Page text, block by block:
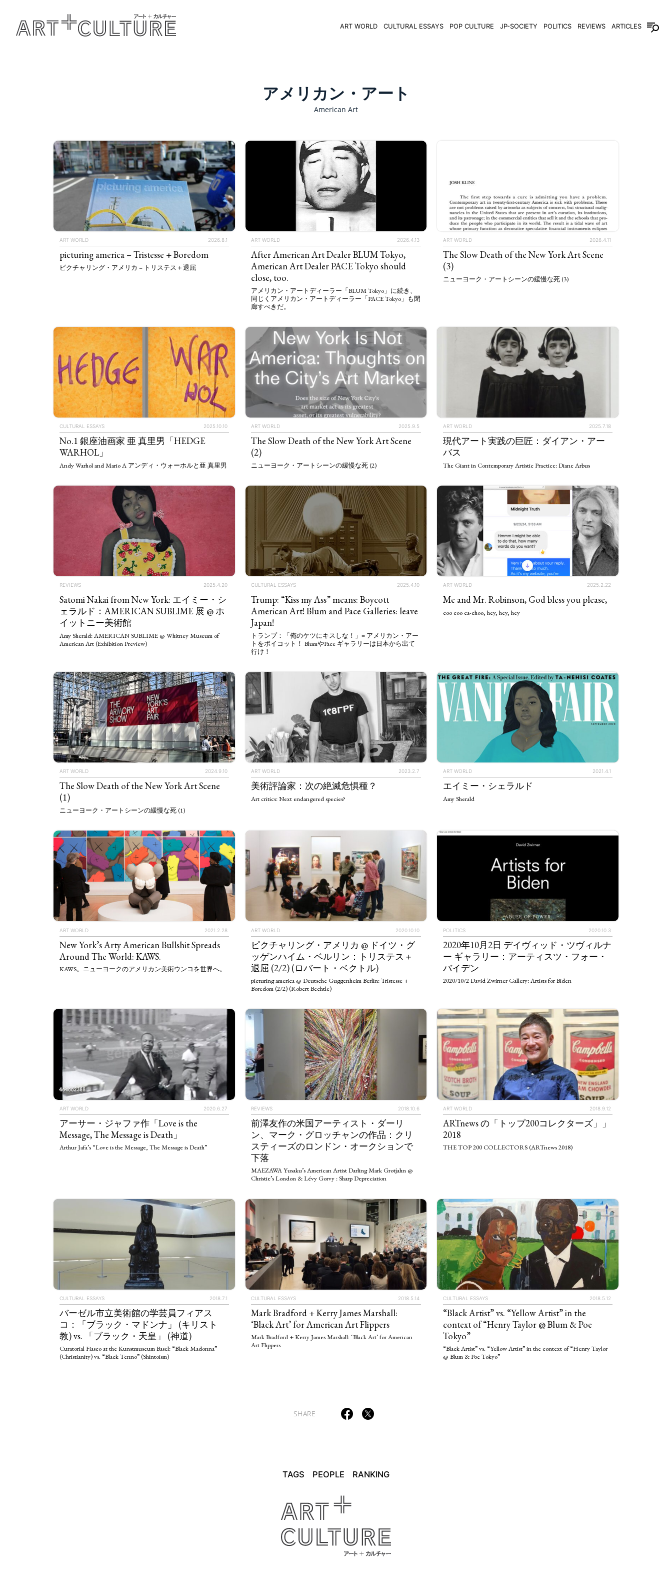
ART WORLD CULTURAL ESSAYS POP CULTURE JP-SOCIETY POLITICS REVIEWS ARTICLES
TAGS PEOPLE RANKING
ART WORLD CULTURAL ESSAYS POP CULTURE JP-SOCIETY POLITICS
アメリカン・アート
American Art
ART WORLD 2026.8.1
picturing america – Tristesse + Boredom
ピクチャリング・アメリカ – トリステス＋退屈
ART WORLD 2026.4.13
After American Art Dealer BLUM Tokyo,
American Art Dealer PACE Tokyo should
close, too.
アメリカン・アートディーラー「BLUM Tokyo」に続き、
同じくアメリカン・アートディーラー「PACE Tokyo」も閉
廊すべきだ。
ART WORLD 2026.4.11
The Slow Death of the New York Art Scene
(3)
ニューヨーク・アートシーンの緩慢な死 (3)
CULTURAL ESSAYS 2025.10.10
No.1 銀座油画家 亜 真里男「HEDGE
WARHOL」
Andy Warhol and Mario A アンディ・ウォーホルと亜 真里男
ART WORLD 2025.9.5
The Slow Death of the New York Art Scene
(2)
ニューヨーク・アートシーンの緩慢な死 (2)
ART WORLD 2025.7.18
現代アート実践の巨匠：ダイアン・アー
バス
The Giant in Contemporary Artistic Practice: Diane Arbus
REVIEWS 2025.4.20
Satomi Nakai from New York: エイミー・シ
ェラルド：AMERICAN SUBLIME 展 @ ホ
イットニー美術館
Amy Sherald: AMERICAN SUBLIME @ Whitney Museum of
American Art (Exhibition Preview)
CULTURAL ESSAYS 2025.4.10
Trump: “Kiss my Ass” means: Boycott
American Art! Blum and Pace Galleries: leave
Japan!
トランプ：「俺のケツにキスしな！」= アメリカン・アー
トをボイコット！ BlumやPace ギャラリーは日本から出て
行け！
ART WORLD 2025.2.22
Me and Mr. Robinson, God bless you please,
coo coo ca-choo, hey, hey, hey
ART WORLD 2024.9.10
The Slow Death of the New York Art Scene
(1)
ニューヨーク・アートシーンの緩慢な死 (1)
ART WORLD 2023.2.7
美術評論家：次の絶滅危惧種？
Art critics: Next endangered species?
ART WORLD 2021.4.1
エイミー・シェラルド
Amy Sherald
ART WORLD 2021.2.28
New York’s Arty American Bullshit Spreads
Around The World: KAWS.
KAWS。ニューヨークのアメリカン美術ウンコを世界へ。
ART WORLD 2020.10.10
ピクチャリング・アメリカ @ ドイツ・グ
ッゲンハイム・ベルリン：トリステス＋
退屈 (2/2) (ロバート・ベクトル)
picturing america @ Deutsche Guggenheim Berlin: Tristesse +
Boredom (2/2) (Robert Bechtle)
POLITICS 2020.10.3
2020年10月2日 デイヴィッド・ツヴィルナ
ー ギャラリー：アーティスツ・フォー・
バイデン
2020/10/2 David Zwirner Gallery: Artists for Biden
ART WORLD 2020.6.27
アーサー・ジャファ作「Love is the
Message, The Message is Death」
Arthur Jafa’s “Love is the Message, The Message is Death”
REVIEWS 2018.10.6
前澤友作の米国アーティスト・ダーリ
ン、マーク・グロッチャンの作品：クリ
スティーズのロンドン・オークションで
下落
MAEZAWA Yusaku’s American Artist Darling Mark Grotjahn @
Christie’s London & Lévy Gorvy : Sharp Depreciation
ART WORLD 2018.9.12
ARTnews の「トップ200コレクターズ」」
2018
THE TOP 200 COLLECTORS (ARTnews 2018)
CULTURAL ESSAYS 2018.7.1
バーゼル市立美術館の学芸員フィアス
コ：「ブラック・マドンナ」 (キリスト
教) vs. 「ブラック・天皇」 (神道)
Curatorial Fiasco at the Kunstmuseum Basel: “Black Madonna”
(Christianity) vs. “Black Tenno” (Shintoism)
CULTURAL ESSAYS 2018.5.14
Mark Bradford + Kerry James Marshall:
‘Black Art’ for American Art Flippers
Mark Bradford + Kerry James Marshall: ‘Black Art’ for American
Art Flippers
CULTURAL ESSAYS 2018.5.12
“Black Artist” vs. “Yellow Artist” in the
context of “Henry Taylor @ Blum & Poe
Tokyo”
“Black Artist” vs. “Yellow Artist” in the context of “Henry Taylor
@ Blum & Poe Tokyo”
SHARE
TAGS PEOPLE RANKING